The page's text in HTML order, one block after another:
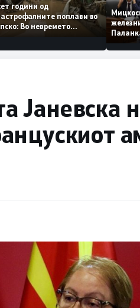
Десет години од
катастрофалните поплави во
Скопско: Во невремето
Јаневска